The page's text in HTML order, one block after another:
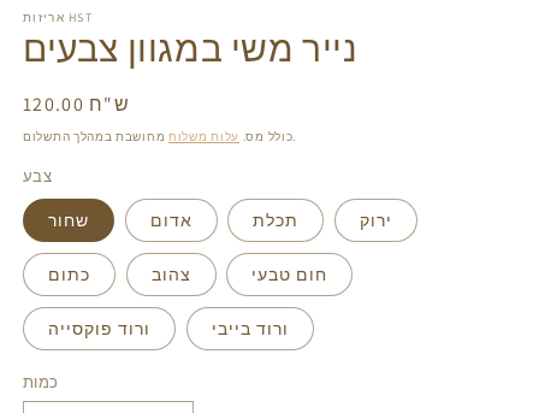
view
אריזות HST
נייר משי במגוון צבעים
מחיר
רגיל
120.00 ש"ח
כולל מס. עלות משלוח מחושבת במהלך התשלום.
צבע
שחור אדום תכלת ירוק
כתום צהוב חום טבעי
ורוד פוקסייה ורוד בייבי
כמות